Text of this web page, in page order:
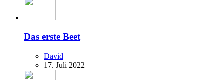
Das erste Beet
David
17. Juli 2022